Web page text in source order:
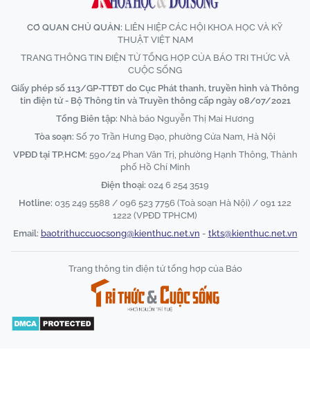
CƠ QUAN CHỦ QUẢN: LIÊN HIỆP CÁC HỘI KHOA HỌC VÀ KỸ
THUẬT VIỆT NAM
TRANG THÔNG TIN ĐIỆN TỬ TỔNG HỢP CỦA BÁO TRI THỨC VÀ
CUỘC SỐNG
Giấy phép số 113/GP-TTĐT do Cục Phát thanh, truyền hình và Thông
tin điện tử - Bộ Thông tin và Truyền thông cấp ngày 08/07/2021
Tổng Biên tập: Nhà báo Nguyễn Thị Mai Hương
Tòa soạn: Số 70 Trần Hưng Đạo, phường Cửa Nam, Hà Nội
VPĐD tại TP.HCM: 590/24 Phan Văn Trị, phường Hạnh Thông, Thành
phố Hồ Chí Minh
Điện thoại: 024 6 254 3519
Hotline: 035 249 5588 / 096 523 7756 (Toà soạn Hà Nội) / 091 122
1222 (VPĐD TPHCM)
Email: baotrithuccuocsong@kienthuc.net.vn - tkts@kienthuc.net.vn
Trang thông tin điện tử tổng hợp của Báo